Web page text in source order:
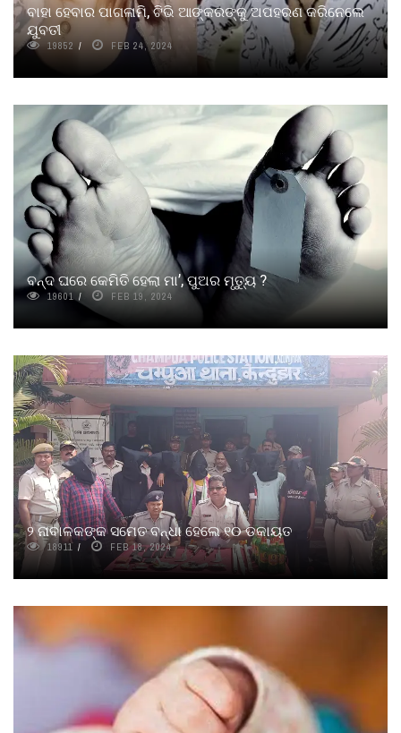
ବାହା ହେବାର ପାଗଳାମି, ଟିଭି ଆଙ୍କରଙ୍କୁ ଅପହରଣ କରିନେଲେ
ଯୁବତୀ
19852 FEB 24, 2024
ବନ୍ଦ ଘରେ କେମିତି ହେଲା ମା’, ପୁଅର ମୃତ୍ୟୁ ?
19601 FEB 19, 2024
୨ ନାବାଳକଙ୍କ ସମେତ ବନ୍ଧା ହେଲେ ୧୦ ଡକାୟତ
18911 FEB 18, 2024